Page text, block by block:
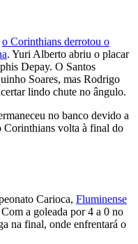
o Corinthians derrotou o
. Yuri Alberto abriu o placar
Depay. O Santos
Soares, mas Rodrigo
lindo chute no ângulo.
no banco devido a
Corinthians volta à final do
Carioca, Fluminense
Com a goleada por 4 a 0 no
na final, onde enfrentará o